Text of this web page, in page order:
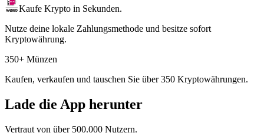
Kaufe Krypto in Sekunden.
Nutze deine lokale Zahlungsmethode und besitze sofort
Kryptowährung.
350+ Münzen
Kaufen, verkaufen und tauschen Sie über 350 Kryptowährungen.
Lade die App herunter
Vertraut von über 500.000 Nutzern.